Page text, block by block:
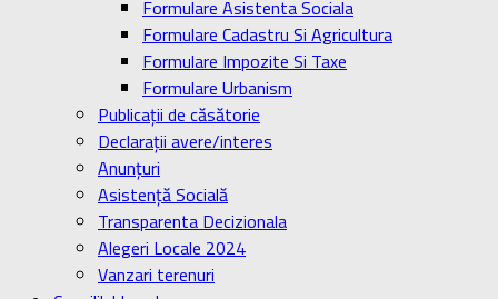
Formulare Asistenta Sociala
Formulare Cadastru Si Agricultura
Formulare Impozite Si Taxe
Formulare Urbanism
Publicaţii de căsătorie
Declaraţii avere/interes
Anunţuri
Asistenţă Socială
Transparenta Decizionala
Alegeri Locale 2024
Vanzari terenuri